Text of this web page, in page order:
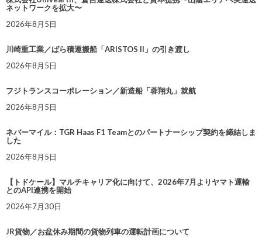
ネットワークを拡大〜
2026年8月5日
川崎重工業／ばら積運搬船「ARISTOS II」の引き渡し
2026年8月5日
フジトランスコーポレーション／新造船「蓉翔丸」就航
2026年8月5日
ネバーマイル：TGR Haas F1 Teamとのパートナーシップ契約を締結しま
した
2026年8月5日
【トドケール】マルチキャリア化に向けて、2026年7月よりヤマト運輸
とのAPI連携を開始
2026年7月30日
JR貨物／お盆休み期間の貨物列車の運転計画について